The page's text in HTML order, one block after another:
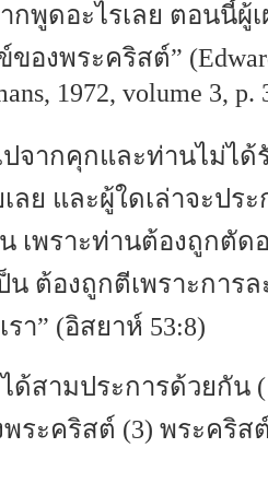
พูดอะไรเลย ตอนนี้ผู้เ
องพระคริสต์”
1972, volume 3, p.
จากคุกและท่านไม่ได้
ลย และผู้ใดเล่าจะปร
เพราะท่านต้องถูกตัด
ต้องถูกตีเพราะการล
า” (อิสยาห์ 53:8)
ด้สามประการด้วยกัน
ระคริสต์ (3) พระคริส